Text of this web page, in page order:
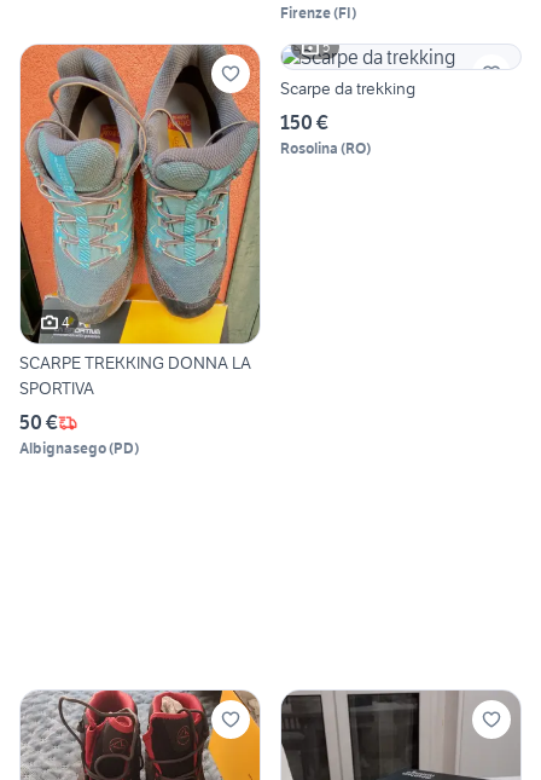
Firenze(FI)
4
SCARPE TREKKING DONNA LA
SPORTIVA
50 €
Albignasego(PD)
5
Scarpe da trekking
150 €
Rosolina (RO)